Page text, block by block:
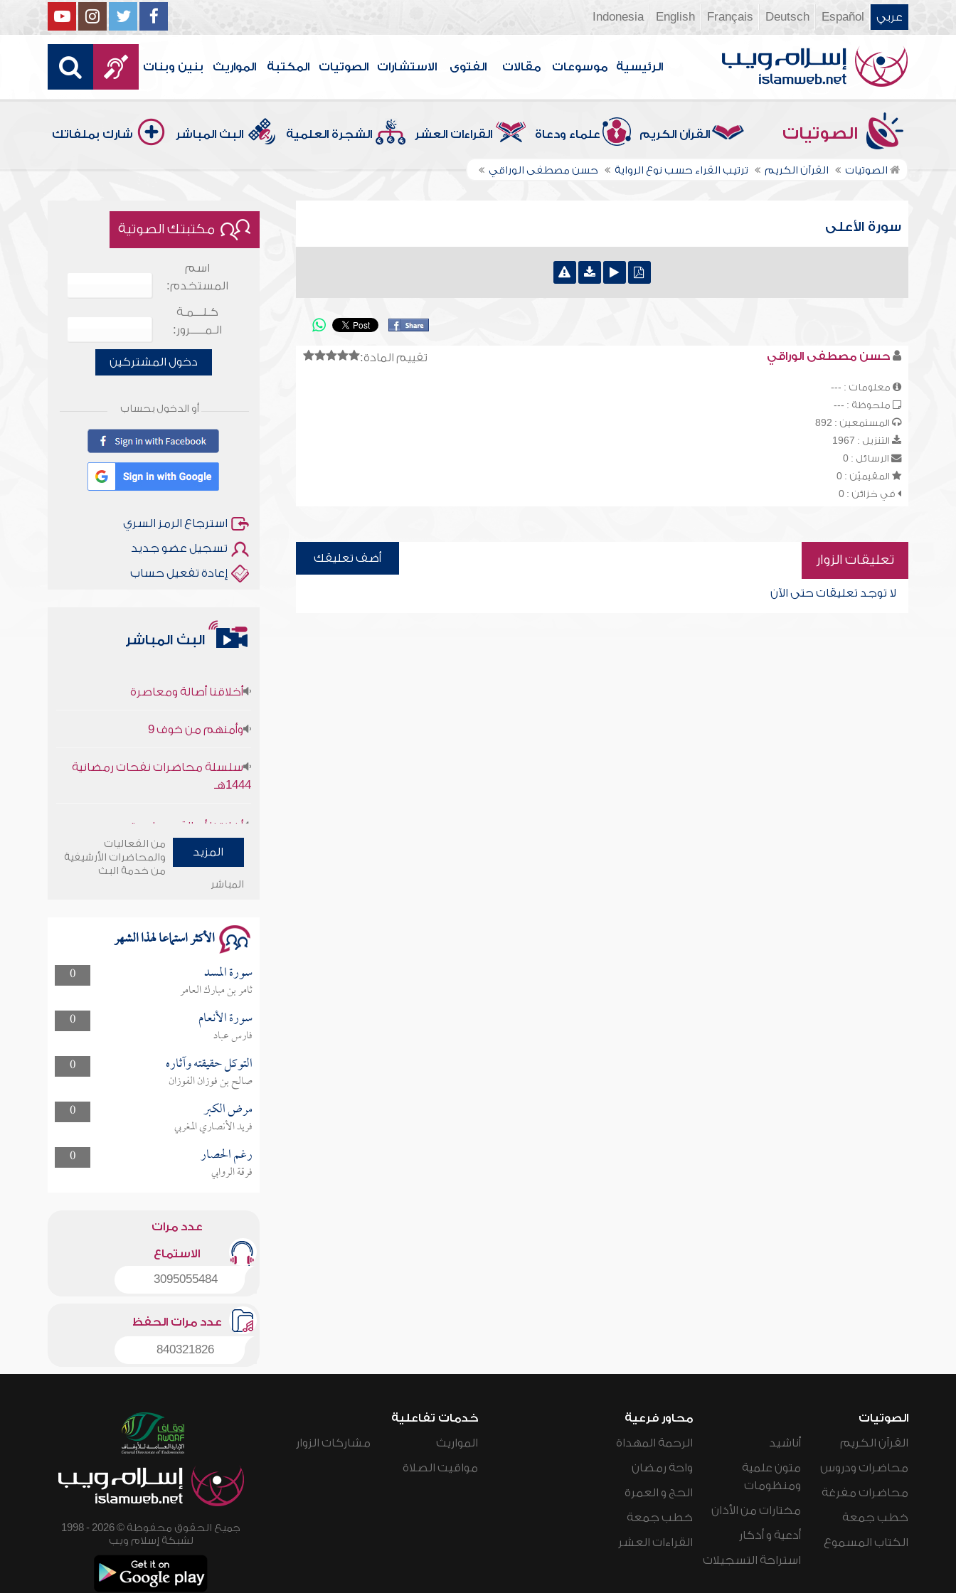
عربي Español
Deutsch
Français
English
Indonesia
الرئيسية موسوعات مقالات الفتوى الاستشارات الصوتيات المكتبة المواريث بنين وبنات
الصوتيات القرآن الكريم علماء ودعاة القراءات العشر الشجرة العلمية البث المباشر شارك بملفاتك
الصوتيات القرآن الكريم ترتيب القراء حسب نوع الرواية حسن مصطفى الوراقي
سورة الأعلى
تقييم المادة: حسن مصطفى الوراقي
معلومات : ---
ملحوظة : ---
المستمعين : 892
التنزيل : 1967
الرسائل : 0
المقيميّن : 0
في خزائن : 0
تعليقات الزوار أضف تعليقك
لا توجد تعليقات حتى الآن
مكتبتك الصوتية
اسم
المستخدم:
كـلـــمـة
الـمـــــرور:
دخول المشتركين
أو الدخول بحساب
استرجاع الرمز السري
تسجيل عضو جديد
إعادة تفعيل حساب
البث المباشر
1444هـ
وأمنهم من خوف 9
سلسلة محاضرات نفحات رمضانية
المزيد
من الفعاليات
والمحاضرات الأرشيفية
من خدمة البث
المباشر
الأكثر استماعا لهذا الشهر
0 سورة المسد
ثامر بن مبارك العامر
0
سورة الأنعام
فارس عباد
0
التوكل حقيقته وآثاره
صالح بن فوزان الفوزان
0
مرض الكبر
فريد الأنصاري المغربي
0
رغم الحصار
فرقة الروابي
عدد مرات
الاستماع
3095055484
عدد مرات الحفظ
840321826
الصوتيات
القرآن الكريم
محاضرات ودروس
محاضرات مفرغة
خطب جمعة
الكتاب المسموع
أناشيد
متون علمية
ومنظومات
مختارات من الأذان
أدعية و أذكار
استراحة التسجيلات
محاور فرعية
الرحمة المهداة
واحة رمضان
الحج و العمرة
خطب جمعة
القراءات العشر
خدمات تفاعلية
المواريث
مواقيت الصلاة
مشاركات الزوار
جميع الحقوق محفوظة © 2026 - 1998
لشبكة إسلام ويب